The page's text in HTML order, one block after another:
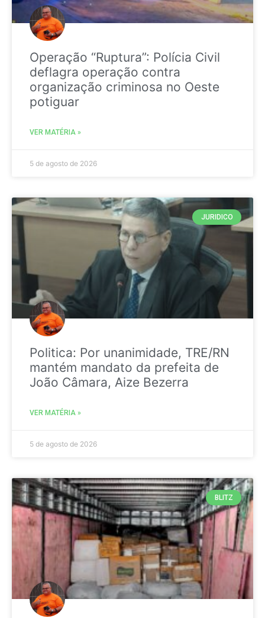
Operação “Ruptura”: Polícia Civil
deflagra operação contra
organização criminosa no Oeste
potiguar
VER MATÉRIA »
5 de agosto de 2026
JURIDICO
Politica: Por unanimidade, TRE/RN
mantém mandato da prefeita de
João Câmara, Aize Bezerra
VER MATÉRIA »
5 de agosto de 2026
BLITZ